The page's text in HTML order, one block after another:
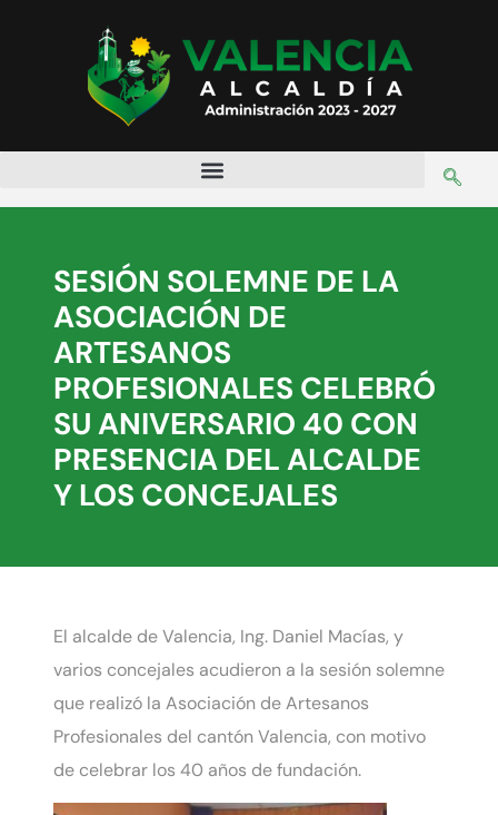
SESIÓN SOLEMNE DE LA
ASOCIACIÓN DE
ARTESANOS
PROFESIONALES CELEBRÓ
SU ANIVERSARIO 40 CON
PRESENCIA DEL ALCALDE
Y LOS CONCEJALES
El alcalde de Valencia, Ing. Daniel Macías, y
varios concejales acudieron a la sesión solemne
que realizó la Asociación de Artesanos
Profesionales del cantón Valencia, con motivo
de celebrar los 40 años de fundación.